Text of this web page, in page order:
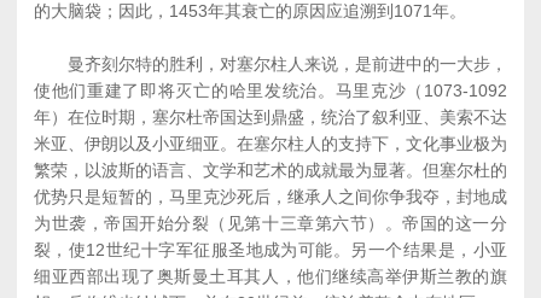
的大脑袋；因此，1453年其衰亡的原因应追溯到1071年。
曼齐刻尔特的胜利，对塞尔柱人来说，是前进中的一大步，
使他们重建了即将灭亡的哈里发统治。马里克沙（1073-1092
年）在位时期，塞尔杜帝国达到鼎盛，统治了叙利亚、美索不达
米亚、伊朗以及小亚细亚。在塞尔柱人的支持下，文化事业极为
繁荣，以波斯的语言、文学和艺术的成就最为显著。但塞尔杜的
优势只是短暂的，马里克沙死后，继承人之间你争我夺，封地成
为世袭，帝国开始分裂（见第十三章第六节）。帝国的这一分
裂，使12世纪十字军征服圣地成为可能。另一个结果是，小亚
细亚西部出现了奥斯曼土耳其人，他们继续高举伊斯兰教的旗